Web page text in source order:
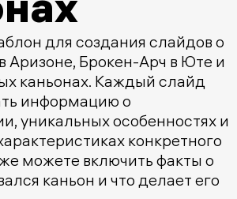
для создания слайдов о
Аризоне, Брокен-Арч в Юте и
каньонах. Каждый слайд
информацию о
уникальных особенностях и
конкретного
можете включить факты о
каньон и что делает его